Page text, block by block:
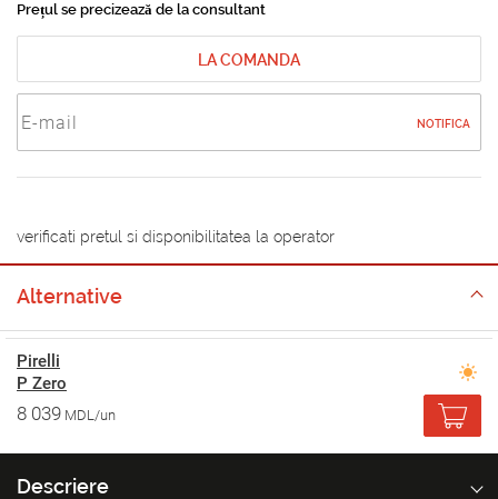
Prețul se precizează de la consultant
LA COMANDA
NOTIFICA
verificati pretul si disponibilitatea la operator
Alternative
Pirelli
P Zero
8 039 MDL/un
Descriere